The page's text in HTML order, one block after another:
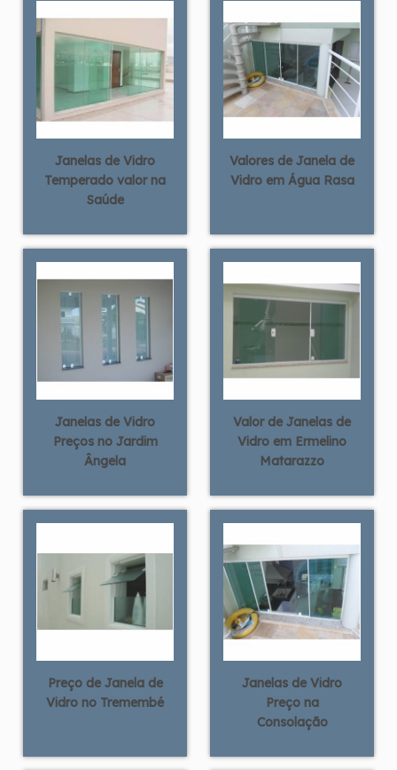
Janelas de Vidro
Temperado valor na
Saúde
Valores de Janela de
Vidro em Água Rasa
Janelas de Vidro
Preços no Jardim
Ângela
Valor de Janelas de
Vidro em Ermelino
Matarazzo
Preço de Janela de
Vidro no Tremembé
Janelas de Vidro
Preço na
Consolação